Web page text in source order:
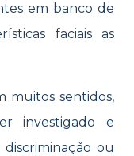
em banco de
faciais as
muitos sentidos,
investigado e
ou